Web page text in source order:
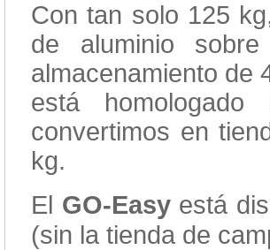
Con tan solo 125
de aluminio
almacenamiento de
está
convertimos en
kg.
El GO-Easyestá
(sin la tienda de